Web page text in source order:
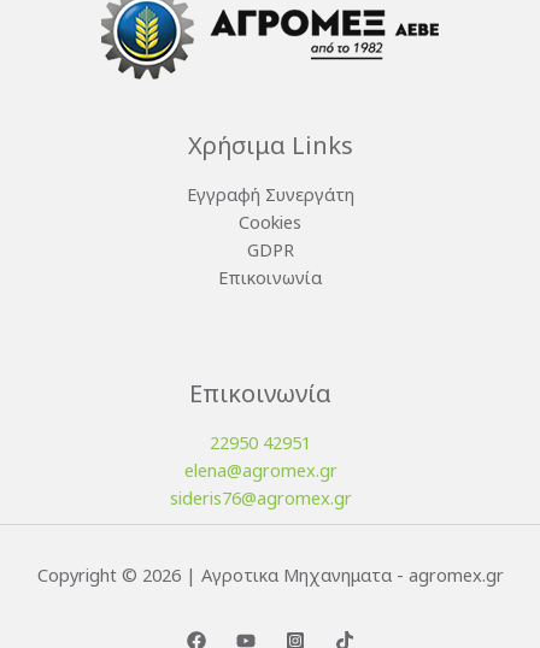
Χρήσιμα Links
Εγγραφή Συνεργάτη
Cookies
GDPR
Επικοινωνία
Επικοινωνία
22950 42951
elena@agromex.gr
sideris76@agromex.gr
Copyright © 2026 | Αγροτικα Μηχανηματα - agromex.gr